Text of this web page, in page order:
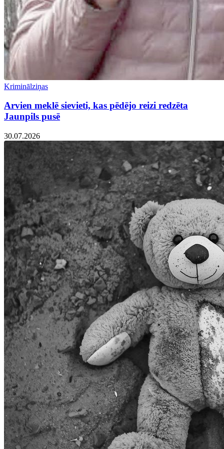
Kriminālziņas
Arvien meklē sievieti, kas pēdējo reizi redzēta
Jaunpils pusē
30.07.2026